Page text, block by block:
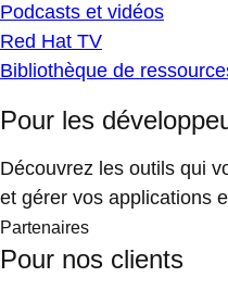
Podcasts et vidéos
Red Hat TV
Bibliothèque de
Pour les
Découvrez les outils qui
et gérer vos applications
Partenaires
Pour nos clients